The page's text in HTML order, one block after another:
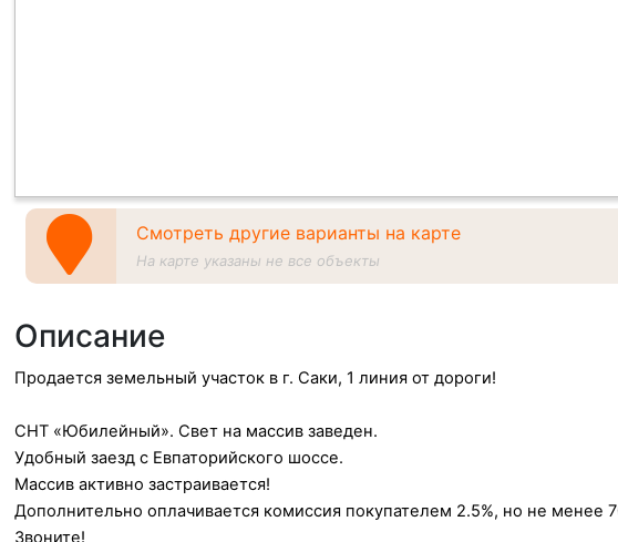
Смотреть другие варианты на карте
На карте указаны не все объекты
Описание
Продается земельный участок в г. Саки, 1 линия от дороги!
СНТ «Юбилейный». Свет на массив заведен.
Удобный заезд с Евпаторийского шоссе.
Массив активно застраивается!
Дополнительно оплачивается комиссия покупателем 2.5%, но не менее
Звоните!